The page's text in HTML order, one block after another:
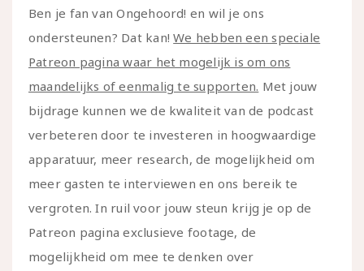
Ben je fan van Ongehoord! en wil je ons
ondersteunen? Dat kan!We hebben een speciale
Patreon pagina waar het mogelijk is om ons
maandelijks of eenmalig te supporten. Met jouw
bijdrage kunnen we de kwaliteit van de podcast
verbeteren door te investeren in hoogwaardige
apparatuur, meer research, de mogelijkheid om
meer gasten te interviewen en ons bereik te
vergroten. In ruil voor jouw steun krijg je op de
Patreon pagina exclusieve footage, de
mogelijkheid om mee te denken over